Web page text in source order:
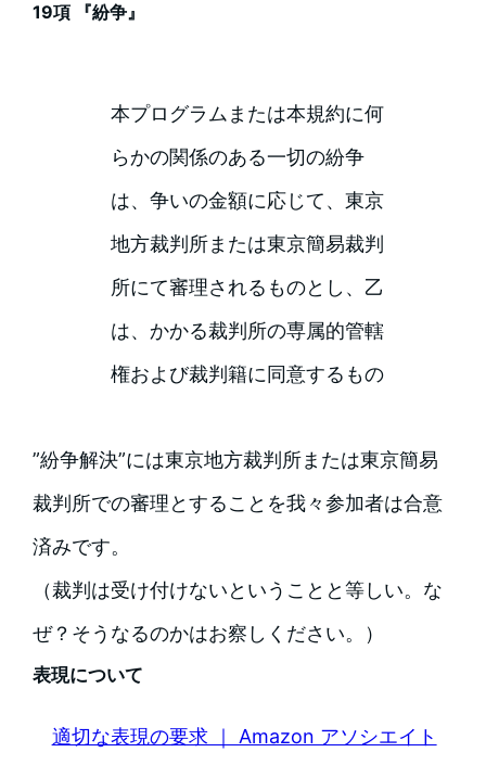
19項 『紛争』
本プログラムまたは本規約に何
らかの関係のある一切の紛争
は、争いの金額に応じて、東京
地方裁判所または東京簡易裁判
所にて審理されるものとし、乙
は、かかる裁判所の専属的管轄
権および裁判籍に同意するもの
”紛争解決”には東京地方裁判所または東京簡易
裁判所での審理とすることを我々参加者は合意
済みです。
（裁判は受け付けないということと等しい。な
ぜ？そうなるのかはお察しください。）
表現について
適切な表現の要求 ｜ Amazon アソシエイト